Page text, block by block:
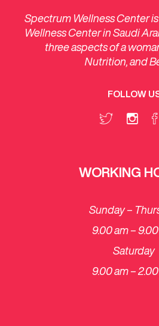
Spectrum Wellness Center
Wellness Center in Saudi
three aspects of a
Nutrition, and
FOLLOW
WORKING
Sunday –
9.00 am –
Saturday
​9.00 am –